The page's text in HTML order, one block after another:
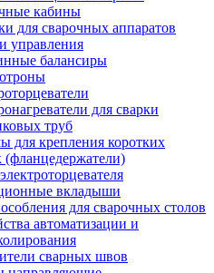
кабины
для сварочных аппаратов
управления
балансиры
для сварки
труб
для крепления коротких
(фланцедержатели)
вкладыши
для сварочных столов
автоматизации и
сварных швов